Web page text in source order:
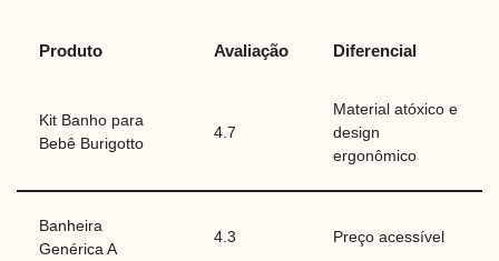
Produto Avaliação Diferencial
Kit Banho para
Bebê Burigotto
4.7
Material atóxico e
design
ergonômico
Banheira
Genérica A
4.3 Preço acessível